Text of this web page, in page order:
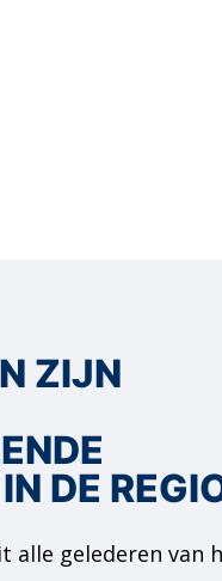
ZIJN
DE
alle gelederen van